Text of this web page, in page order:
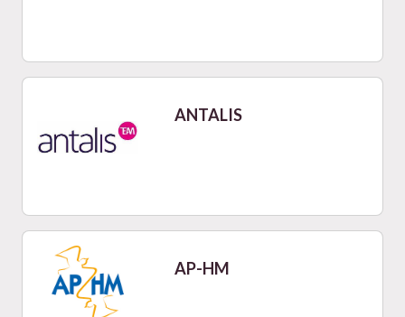
ANTALIS
AP-HM